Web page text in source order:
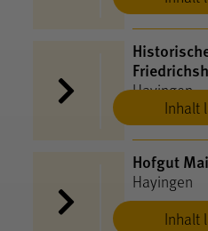
Inhalt
Hayingen
Inhalt
Hofgut
Hayingen